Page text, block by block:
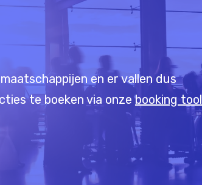
en er vallen dus
te boeken via onzebooking tool